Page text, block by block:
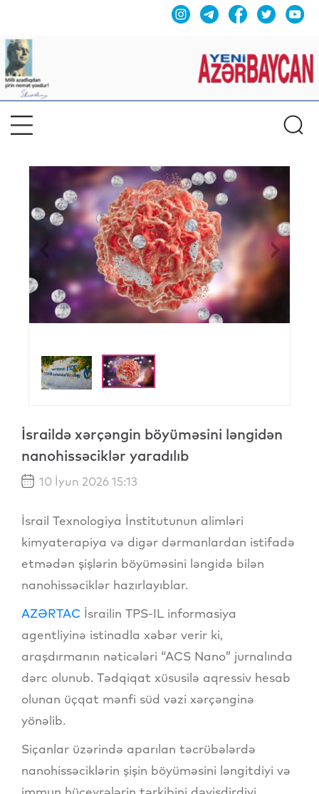
Previous
İsraildə xərçəngin böyüməsini ləngidən
nanohissəciklər yaradılıb
10 İyun 2026 15:13
İsrail Texnologiya İnstitutunun alimləri
kimyaterapiya və digər dərmanlardan istifadə
etmədən şişlərin böyüməsini ləngidə bilən
nanohissəciklər hazırlayıblar.
AZƏRTAC İsrailin TPS-IL informasiya
agentliyinə istinadla xəbər verir ki,
araşdırmanın nəticələri “ACS Nano” jurnalında
dərc olunub. Tədqiqat xüsusilə aqressiv hesab
olunan üçqat mənfi süd vəzi xərçənginə
yönəlib.
Siçanlar üzərində aparılan təcrübələrdə
nanohissəciklərin şişin böyüməsini ləngitdiyi və